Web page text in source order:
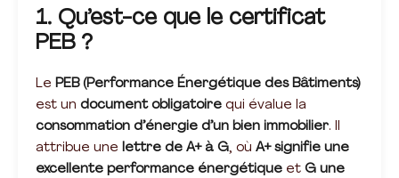
1. Qu’est-ce que le certificat
PEB ?
Le PEB (Performance Énergétique des Bâtiments)
est un document obligatoire qui évalue la
consommation d’énergie d’un bien immobilier. Il
attribue une lettre de A+ à G, où A+ signifie une
excellente performance énergétique et G une